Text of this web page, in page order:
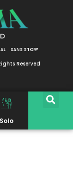
SANS STORY
Reserved
Solo